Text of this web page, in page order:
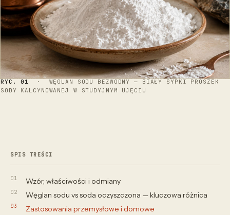
RYC. 01· WĘGLAN SODU BEZWODNY — BIAŁY SYPKI PROSZEK
SODY KALCYNOWANEJ W STUDYJNYM UJĘCIU
SPIS TREŚCI
Wzór, właściwości i odmiany
Węglan sodu vs soda oczyszczona — kluczowa różnica
Zastosowania przemysłowe i domowe